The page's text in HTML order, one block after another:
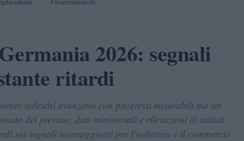
Finanziamenti
2026: segnali
ritardi
tedeschi avanzano con progressi misurabili ma un
del previsto; dati ministeriali e rilevazioni di istituti
sia segnali incoraggianti per l'industria e il commercio